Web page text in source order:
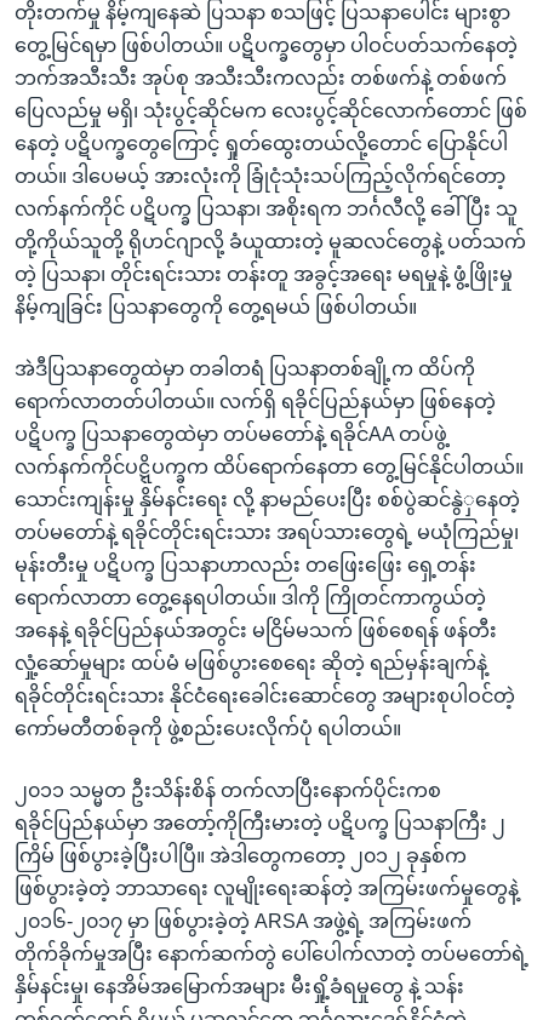
တိုးတက်မှု နိမ့်ကျနေဆဲ ပြသနာ စသဖြင့် ပြသနာပေါင်း များစွာ
တွေ့မြင်ရမှာ ဖြစ်ပါတယ်။ ပဋိပက္ခတွေမှာ ပါဝင်ပတ်သက်နေတဲ့
ဘက်အသီးသီး အုပ်စု အသီးသီးကလည်း တစ်ဖက်နဲ့ တစ်ဖက်
ပြေလည်မှု မရှိ၊ သုံးပွင့်ဆိုင်မက လေးပွင့်ဆိုင်လောက်တောင် ဖြစ်
နေတဲ့ ပဋိပက္ခတွေကြောင့် ရှုတ်ထွေးတယ်လို့တောင် ပြောနိုင်ပါ
တယ်။ ဒါပေမယ့် အားလုံးကို ခြုံငုံသုံးသပ်ကြည့်လိုက်ရင်တော့
လက်နက်ကိုင် ပဋိပက္ခ ပြသနာ၊ အစိုးရက ဘင်္ဂလီလို့ ခေါ်ပြီး သူ
တို့ကိုယ်သူတို့ ရိုဟင်ဂျာလို့ ခံယူထားတဲ့ မူဆလင်တွေနဲ့ ပတ်သက်
တဲ့ ပြသနာ၊ တိုင်းရင်းသား တန်းတူ အခွင့်အရေး မရမှုနဲ့ ဖွံ့ဖြိုးမှု
နိမ့်ကျခြင်း ပြသနာတွေကို တွေ့ရမယ် ဖြစ်ပါတယ်။
အဲဒီပြသနာတွေထဲမှာ တခါတရံ ပြသနာတစ်ချို့က ထိပ်ကို
ရောက်လာတတ်ပါတယ်။ လက်ရှိ ရခိုင်ပြည်နယ်မှာ ဖြစ်နေတဲ့
ပဋိပက္ခ ပြသနာတွေထဲမှာ တပ်မတော်နဲ့ ရခိုင်AA တပ်ဖွဲ့
လက်နက်ကိုင်ပဋ္ဋိပက္ခက ထိပ်ရောက်နေတာ တွေ့မြင်နိုင်ပါတယ်။
သောင်းကျန်းမှု နှိမ်နင်းရေး လို့ နာမည်ပေးပြီး စစ်ပွဲဆင်နွဲှနေတဲ့
တပ်မတော်နဲ့ ရခိုင်တိုင်းရင်းသား အရပ်သားတွေရဲ့ မယုံကြည်မှု၊
မုန်းတီးမှု ပဋိပက္ခ ပြသနာဟာလည်း တဖြေးဖြေး ရှေ့တန်း
ရောက်လာတာ တွေ့နေရပါတယ်။ ဒါကို ကြိုတင်ကာကွယ်တဲ့
အနေနဲ့ ရခိုင်ပြည်နယ်အတွင်း မငြိမ်မသက် ဖြစ်စေရန် ဖန်တီး
လှုံ့ဆော်မှုများ ထပ်မံ မဖြစ်ပွားစေရေး ဆိုတဲ့ ရည်မှန်းချက်နဲ့
ရခိုင်တိုင်းရင်းသား နိုင်ငံရေးခေါင်းဆောင်တွေ အများစုပါဝင်တဲ့
ကော်မတီတစ်ခုကို ဖွဲ့စည်းပေးလိုက်ပုံ ရပါတယ်။
၂၀၁၁ သမ္မတ ဦးသိန်းစိန် တက်လာပြီးနောက်ပိုင်းကစ
ရခိုင်ပြည်နယ်မှာ အတော့်ကိုကြီးမားတဲ့ ပဋိပက္ခ ပြသနာကြီး ၂
ကြိမ် ဖြစ်ပွားခဲ့ပြီးပါပြီ။ အဲဒါတွေကတော့ ၂၀၁၂ ခုနှစ်က
ဖြစ်ပွားခဲ့တဲ့ ဘာသာရေး လူမျိုးရေးဆန်တဲ့ အကြမ်းဖက်မှုတွေနဲ့
၂၀၁၆-၂၀၁၇ မှာ ဖြစ်ပွားခဲ့တဲ့ ARSA အဖွဲ့ရဲ့ အကြမ်းဖက်
တိုက်ခိုက်မှုအပြီး နောက်ဆက်တွဲ ပေါ်ပေါက်လာတဲ့ တပ်မတော်ရဲ့
နှိမ်နင်းမှု၊ နေအိမ်အမြောက်အများ မီးရှို့ခံရမှုတွေ နဲ့ သန်း